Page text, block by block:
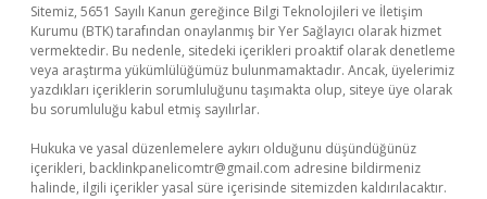
Sitemiz, 5651 Sayılı Kanun gereğince Bilgi Teknolojileri ve İletişim
Kurumu (BTK) tarafından onaylanmış bir Yer Sağlayıcı olarak hizmet
vermektedir. Bu nedenle, sitedeki içerikleri proaktif olarak denetleme
veya araştırma yükümlülüğümüz bulunmamaktadır. Ancak, üyelerimiz
yazdıkları içeriklerin sorumluluğunu taşımakta olup, siteye üye olarak
bu sorumluluğu kabul etmiş sayılırlar.
Hukuka ve yasal düzenlemelere aykırı olduğunu düşündüğünüz
içerikleri, backlinkpanelicomtr@gmail.com adresine bildirmeniz
halinde, ilgili içerikler yasal süre içerisinde sitemizden kaldırılacaktır.